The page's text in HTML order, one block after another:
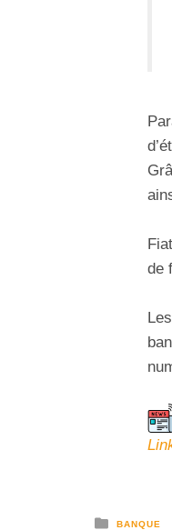
de
BANQUE